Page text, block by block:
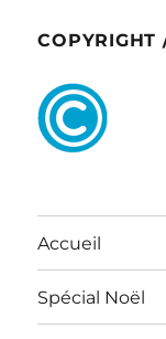
COPYRIGHT
Accueil
Spécial Noël